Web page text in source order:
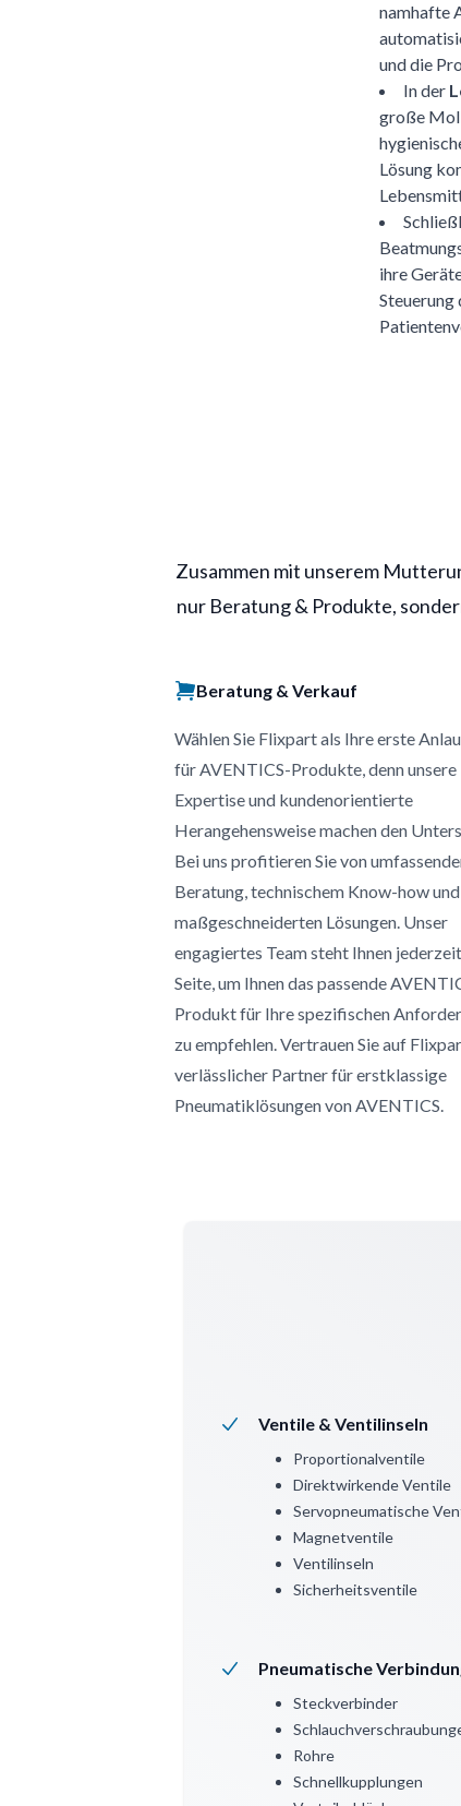
namhafte
und die
In der
große
Lösung
ihre
Steuerung
Zusammen mit unserem
nur Beratung & Produkte,
Beratung & Verkauf
Wählen Sie Flixpart als Ihre erste
für AVENTICS-Produkte, denn unsere
Expertise und kundenorientierte
Herangehensweise machen den
Bei uns profitieren Sie von
Beratung, technischem Know-how und
maßgeschneiderten Lösungen. Unser
engagiertes Team steht Ihnen
Seite, um Ihnen das passende
Produkt für Ihre spezifischen
zu empfehlen. Vertrauen Sie auf
verlässlicher Partner für erstklassige
Pneumatiklösungen von AVENTICS.
Ventile & Ventilinseln
Proportionalventile
Direktwirkende Ventile
Servopneumatische
Magnetventile
Ventilinseln
Sicherheitsventile
Pneumatische
Steckverbinder
Rohre
Schnellkupplungen